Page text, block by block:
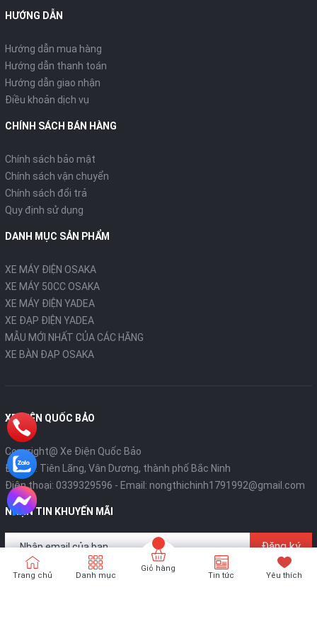
HƯỚNG DẪN
Hướng dẫn mua hàng
Hướng dẫn thanh toán
Hướng dẫn giao nhận
Điều khoản dịch vụ
CHÍNH SÁCH BÁN HÀNG
Chính sách bảo mật
Chính sách vận chuyển
Chính sách đổi trả
Quy định sử dụng
DANH MỤC SẢN PHẨM
XE MÁY ĐIỆN OSAKA
XE MÁY 50CC OSAKA
XE MÁY ĐIỆN YADEA
XE ĐẠP ĐIỆN YADEA
MẪU MỚI NHẤT CỦA CÁC HÃNG
XE BÀN ĐẠP OSAKA
XE ĐIỆN QUỐC BẢO
Copyright@ Xe Điện Quốc Bảo
Địa chỉ: Tiên Lãng, Vân Dương, thành phố Bắc Ninh
Điện thoại: 0339329596 - Email: nongthichinh1791992@gmail.com
NHẬN TIN KHUYẾN MÃI
Đăng ký
Trang chủ Danh mục
Giỏ hàng
Tin tức Yêu thích